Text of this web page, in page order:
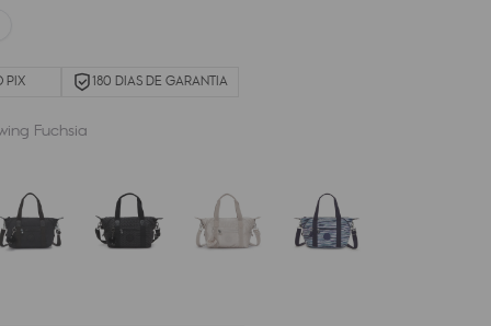
PIX 180 DIAS DE GARANTIA
Fuchsia